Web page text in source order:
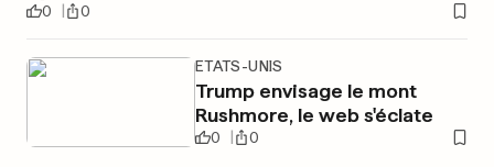
0 0
ETATS-UNIS
Trump envisage le mont
Rushmore, le web s'éclate
0 0